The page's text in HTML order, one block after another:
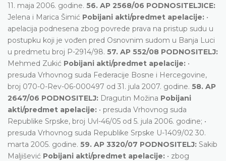
11. maja 2006. godine. 56. AP 2568/06 PODNOSITELJICE:
Jelena i Marica Šimić Pobijani akti/predmet apelacije: •
apelacija podnesena zbog povrede prava na pristup sudu u
postupku koji je vođen pred Osnovnim sudom u Banja Luci
u predmetu broj P-2914/98. 57. AP 552/08 PODNOSITELJ:
Mehmed Zukić Pobijani akti/predmet apelacije: •
presuda Vrhovnog suda Federacije Bosne i Hercegovine,
broj 070-0-Rev-06-000497 od 31. jula 2007. godine. 58. AP
2647/06 PODNOSITELJ: Dragutin Možina Pobijani
akti/predmet apelacije: • presuda Vrhovnog suda
Republike Srpske, broj Uvl-46/05 od 5. jula 2006. godine; •
presuda Vrhovnog suda Republike Srpske U-1409/02 30.
marta 2005. godine. 59. AP 3320/07 PODNOSITELJ: Sakib
Maljišević Pobijani akti/predmet apelacije: • zbog